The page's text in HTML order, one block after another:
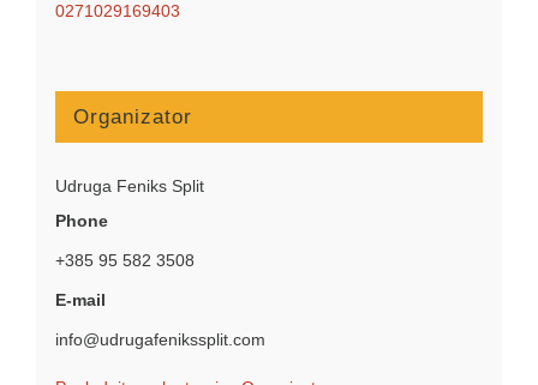
0271029169403
Organizator
Udruga Feniks Split
Phone
+385 95 582 3508
E-mail
info@udrugafenikssplit.com